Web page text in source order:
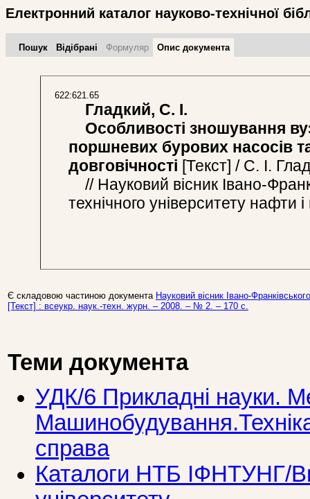
Електронний каталог науково-технічної
Пошук Відібрані Формуляр Опис документа
622:621.65
Гладкий, С. І.
Особливості зношування
поршневих бурових насосів
довговічності [Текст] / С. І.
// Науковий вісник Івано-
технічного університету
Є складовою частиною документа Науковий вісник Івано-
[Текст] : всеукр. наук.-техн. журн. – 2008. – № 2. – 170 c.
Теми документа
УДК/6 Прикладнi науки.
справа
Каталоги НТБ ІФНТУНГ/